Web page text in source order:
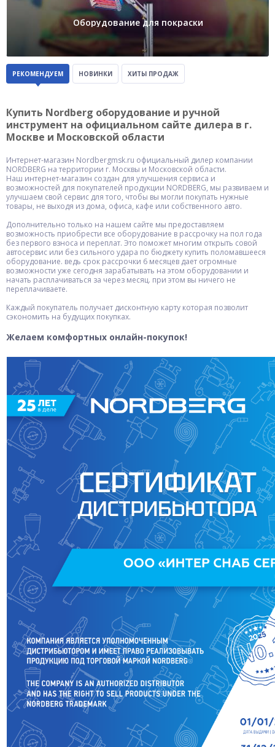
Оборудование для покраски
РЕКОМЕНДУЕМ НОВИНКИ ХИТЫ ПРОДАЖ
Купить Nordberg оборудование и ручной
инструмент на официальном сайте дилера в г.
Москве и Московской области
Интернет-магазин Nordbergmsk.ru официальный дилер компании
NORDBERG на территории г. Москвы и Московской области.
Наш интернет-магазин создан для улучшения сервиса и
возможностей для покупателей продукции NORDBERG, мы развиваем и
улучшаем свой сервис для того, чтобы вы могли покупать нужные
товары, не выходя из дома, офиса, кафе или собственного авто.
Дополнительно только на нашем сайте мы предоставляем
возможность приобрести все оборудование в рассрочку на пол года
без первого взноса и переплат. Это поможет многим открыть совой
автосервис или без сильного удара по бюджету купить поломавшееся
оборудование. ведь срок рассрочки 6 месяцев дает огромные
возможности уже сегодня зарабатывать на этом оборудовании и
начать расплачиваться за через месяц. при этом вы ничего не
переплачиваете.
Каждый покупатель получает дисконтную карту которая позволит
сэкономить на будущих покупках.
Желаем комфортных онлайн-покупок!